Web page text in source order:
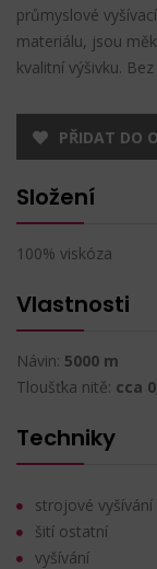
průmyslové
materiálu, jsou
kvalitní výšivku.
PŘIDAT DO
Složení
100% viskóza
Vlastnosti
Návin: 5000 m
Tloušťka nitě: cca
Techniky
strojové vyšívání
šití ostatní
vyšívání